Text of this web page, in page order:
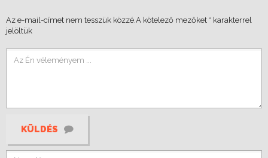
Az e-mail-címet nem tesszük közzé. A kötelező mezőket * karakterrel
jelöltük
KÜLDÉS